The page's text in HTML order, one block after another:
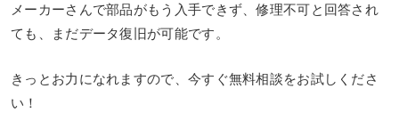
メーカーさんで部品がもう入手できず、修理不可と回答され
ても、まだデータ復旧が可能です。
きっとお力になれますので、今すぐ無料相談をお試しくださ
い！